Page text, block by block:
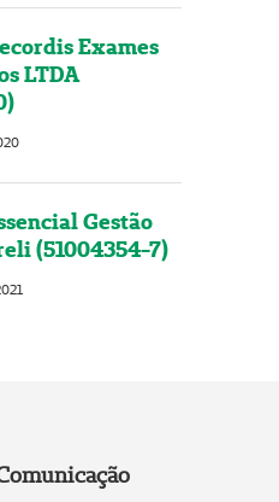
Exames
LTDA
Gestão
(51004354-7)